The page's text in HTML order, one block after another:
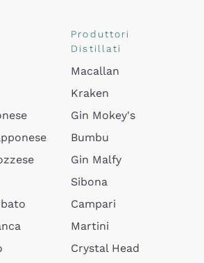
Produttori
Distillati
Macallan
Kraken
Gin Mokey's
Bumbu
Gin Malfy
Sibona
Campari
Martini
Crystal Head